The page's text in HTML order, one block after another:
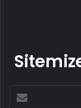
UETDS
posta